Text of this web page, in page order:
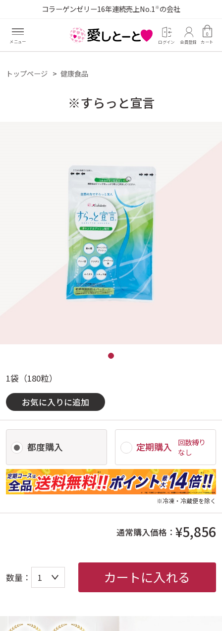
コラーゲンゼリー16年連続売上No.1 ※の会社
ログイン 会員登録 カート
0
トップページ 健康食品
※すらっと宣言
1袋（180粒）
お気に入りに追加
都度購入 定期購入
回数縛り
なし
※冷凍・冷蔵便を除く
通常購入価格：¥5,856
数量： カートに入れる